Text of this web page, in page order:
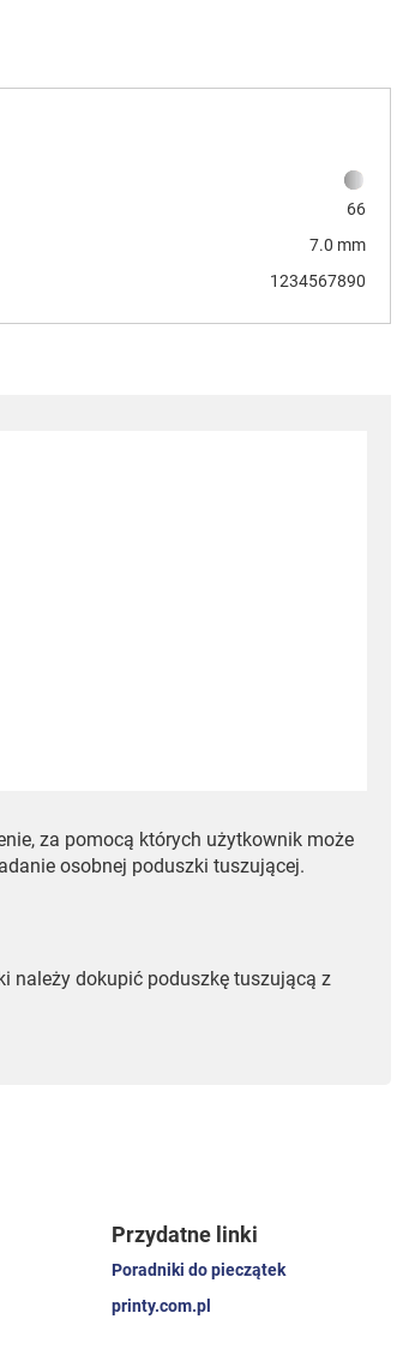
66
7.0 mm
1234567890
za pomocą których użytkownik może
osobnej poduszki tuszującej.
należy dokupić poduszkę tuszującą z
Przydatne linki
Poradniki do pieczątek
printy.com.pl